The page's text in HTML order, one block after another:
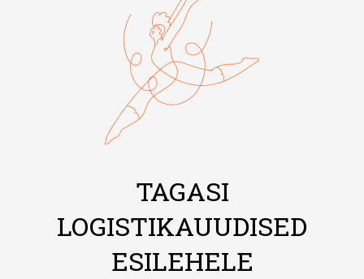
TAGASI
LOGISTIKAUUDISED
ESILEHELE